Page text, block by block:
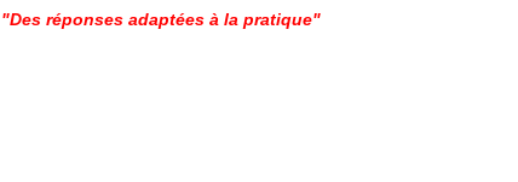
réponses adaptées à la pratique"